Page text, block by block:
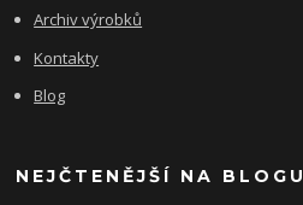
Archiv výrobků
Kontakty
Blog
NEJČTENĚJŠÍ NA BLOGU